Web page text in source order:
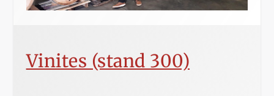
Vinites (stand 300)